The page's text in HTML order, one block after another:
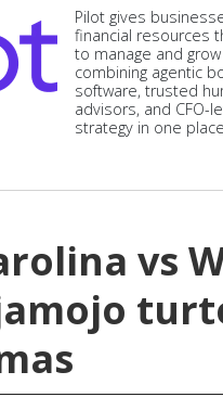
Pilot gives
financial resources
to manage and
combining agentic
software, trusted
advisors, and CFO-
strategy in one
vs